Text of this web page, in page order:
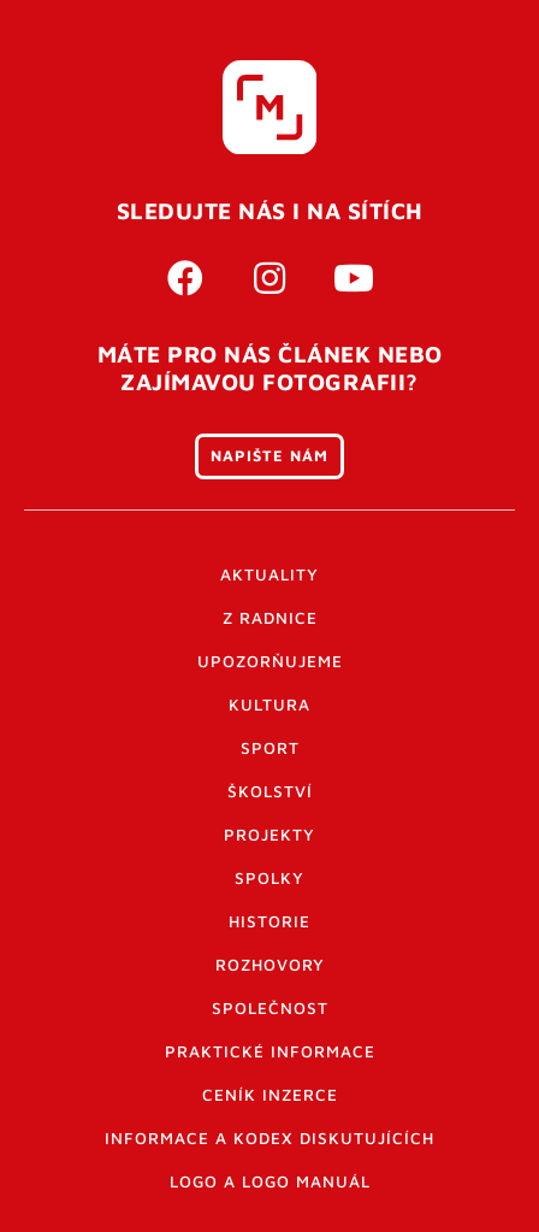
SLEDUJTE NÁS I NA SÍTÍCH
MÁTE PRO NÁS ČLÁNEK NEBO
ZAJÍMAVOU FOTOGRAFII?
NAPIŠTE NÁM
AKTUALITY
Z RADNICE
UPOZORŇUJEME
KULTURA
SPORT
ŠKOLSTVÍ
PROJEKTY
SPOLKY
HISTORIE
ROZHOVORY
SPOLEČNOST
PRAKTICKÉ INFORMACE
CENÍK INZERCE
INFORMACE A KODEX DISKUTUJÍCÍCH
LOGO A LOGO MANUÁL